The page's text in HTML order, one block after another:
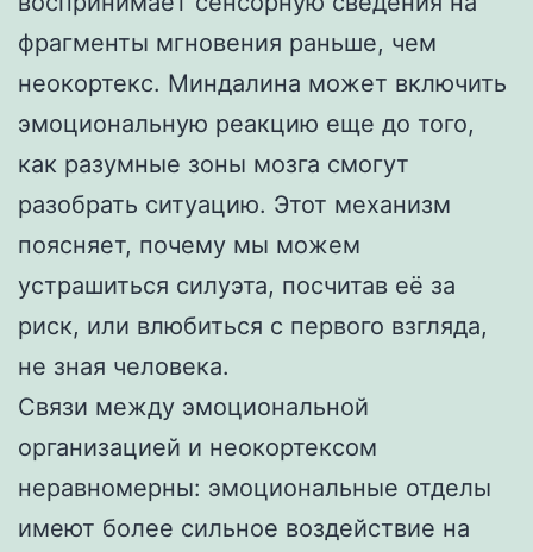
фрагменты мгновения раньше, чем
неокортекс. Миндалина может включить
эмоциональную реакцию еще до того,
как разумные зоны мозга смогут
разобрать ситуацию. Этот механизм
поясняет, почему мы можем
устрашиться силуэта, посчитав её за
риск, или влюбиться с первого взгляда,
не зная человека.
Связи между эмоциональной
организацией и неокортексом
неравномерны: эмоциональные отделы
имеют более сильное воздействие на